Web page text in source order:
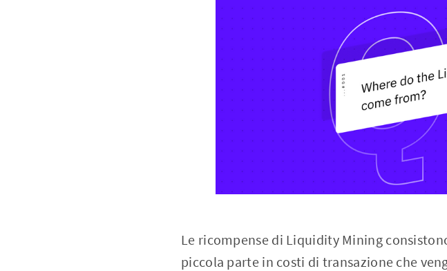
Le ricompense di Liquidity Mining
piccola parte in costi di transazione che